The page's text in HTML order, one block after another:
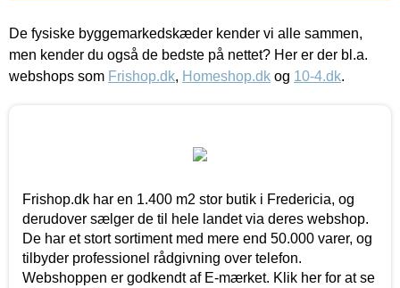
De fysiske byggemarkedskæder kender vi alle sammen,
men kender du også de bedste på nettet? Her er der bl.a.
webshops som Frishop.dk, Homeshop.dk og 10-4.dk.
Frishop.dk har en 1.400 m2 stor butik i Fredericia, og
derudover sælger de til hele landet via deres webshop.
De har et stort sortiment med mere end 50.000 varer, og
tilbyder professionel rådgivning over telefon.
Webshoppen er godkendt af E-mærket. Klik her for at se